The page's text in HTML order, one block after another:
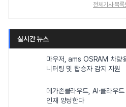
전체기사 목록
실시간 뉴스
마우저, ams OSRAM 차량
니터링 및 탑승자 감지 지원
메가존클라우드, AI·클라우
인재 양성한다